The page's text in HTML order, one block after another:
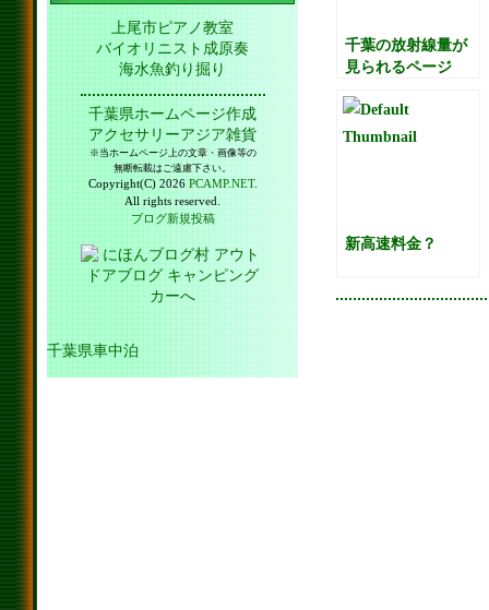
千葉の放射線量が
見られるページ
新高速料金？
上尾市ピアノ教室
バイオリニスト成原奏
海水魚釣り掘り
千葉県ホームページ作成
アクセサリーアジア雑貨
※当ホームページ上の文章・画像等の
無断転載はご遠慮下さい。
Copyright(C) 2026 PCAMP.NET.
All rights reserved.
ブログ新規投稿
千葉県車中泊